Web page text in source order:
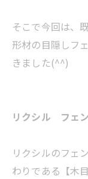
そこで今回は、
形材の目隠しフ
きました(^^)
リクシル フェ
リクシルのフェ
わりである【木